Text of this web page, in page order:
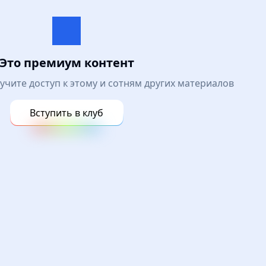
премиум контент
доступ к этому и сотням других материалов
Вступить в клуб